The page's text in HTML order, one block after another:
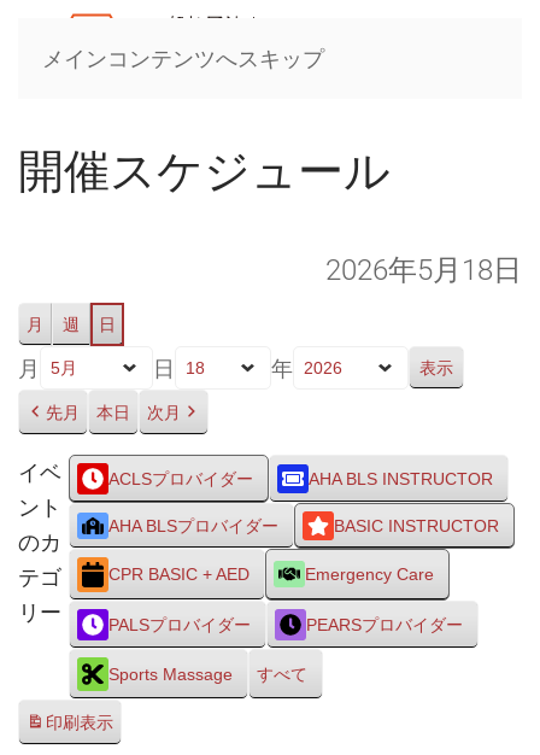
メインコンテンツへスキップ
開催スケジュール
2026年5月18日
月 週 日
月 日 年
先月 本日 次月
イベ
ント
のカ
テゴ
リー
ACLSプロバイダー AHA BLS INSTRUCTOR
AHA BLSプロバイダー BASIC INSTRUCTOR
CPR BASIC + AED Emergency Care
PALSプロバイダー PEARSプロバイダー
Sports Massage すべて
印刷表示